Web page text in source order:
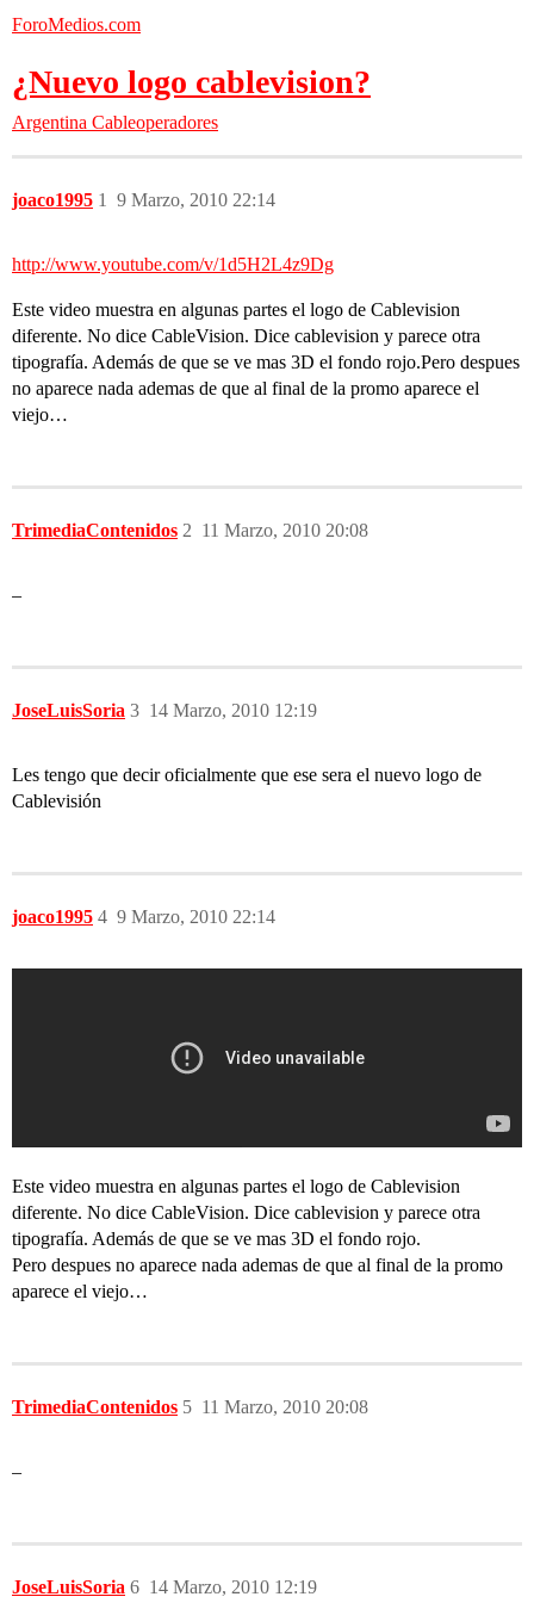
ForoMedios.com
¿Nuevo logo cablevision?
Argentina Cableoperadores
joaco1995 9 Marzo, 2010 22:14
1
http://www.youtube.com/v/1d5H2L4z9Dg
Este video muestra en algunas partes el logo de Cablevision
diferente. No dice CableVision. Dice cablevision y parece otra
tipografía. Además de que se ve mas 3D el fondo rojo.Pero despues
no aparece nada ademas de que al final de la promo aparece el
viejo…
TrimediaContenidos 11 Marzo, 2010 20:08
2
–
JoseLuisSoria 14 Marzo, 2010 12:19
3
Les tengo que decir oficialmente que ese sera el nuevo logo de
Cablevisión
joaco1995 9 Marzo, 2010 22:14
4
Este video muestra en algunas partes el logo de Cablevision
diferente. No dice CableVision. Dice cablevision y parece otra
tipografía. Además de que se ve mas 3D el fondo rojo.
Pero despues no aparece nada ademas de que al final de la promo
aparece el viejo…
TrimediaContenidos 11 Marzo, 2010 20:08
5
–
JoseLuisSoria 14 Marzo, 2010 12:19
6